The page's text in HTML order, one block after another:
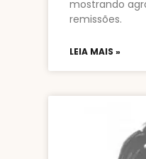
mostrando
remissões.
LEIA MAIS »